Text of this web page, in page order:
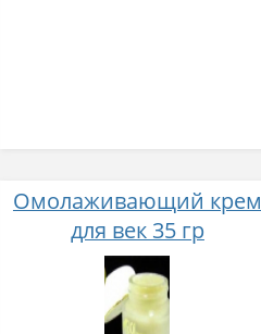
Омолаживающий крем
для век 35 гр